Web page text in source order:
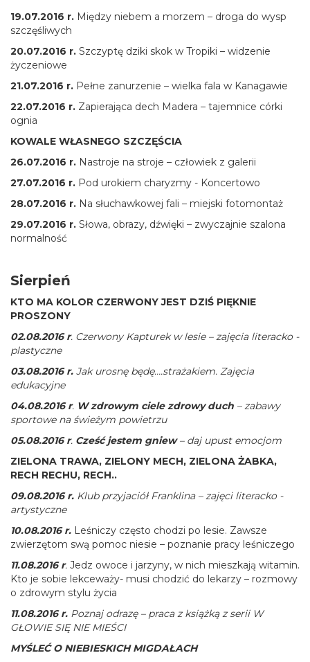
19.07.2016 r. Między niebem a morzem – droga do wysp
szczęśliwych
20.07.2016 r. Szczyptę dziki skok w Tropiki – widzenie
życzeniowe
21.07.2016 r. Pełne zanurzenie – wielka fala w Kanagawie
22.07.2016 r. Zapierająca dech Madera – tajemnice córki
ognia
KOWALE WŁASNEGO SZCZĘŚCIA
26.07.2016 r. Nastroje na stroje – człowiek z galerii
27.07.2016 r. Pod urokiem charyzmy - Koncertowo
28.07.2016 r. Na słuchawkowej fali – miejski fotomontaż
29.07.2016 r. Słowa, obrazy, dźwięki – zwyczajnie szalona
normalność
Sierpień
KTO MA KOLOR CZERWONY JEST DZIŚ PIĘKNIE
PROSZONY
02.08.2016 r. Czerwony Kapturek w lesie – zajęcia literacko -
plastyczne
03.08.2016 r. Jak urosnę będę….strażakiem. Zajęcia
edukacyjne
04.08.2016 r. W zdrowym ciele zdrowy duch – zabawy
sportowe na świeżym powietrzu
05.08.2016 r. Cześć jestem gniew– daj upust emocjom
ZIELONA TRAWA, ZIELONY MECH, ZIELONA ŻABKA,
RECH RECHU, RECH..
09.08.2016 r. Klub przyjaciół Franklina – zajęci literacko -
artystyczne
10.08.2016 r. Leśniczy często chodzi po lesie. Zawsze
zwierzętom swą pomoc niesie – poznanie pracy leśniczego
11.08.2016 r. Jedz owoce i jarzyny, w nich mieszkają witamin.
Kto je sobie lekceważy- musi chodzić do lekarzy – rozmowy
o zdrowym stylu życia
11.08.2016 r. Poznaj odrazę – praca z książką z serii W
GŁOWIE SIĘ NIE MIEŚCI
MYŚLEĆ O NIEBIESKICH MIGDAŁACH